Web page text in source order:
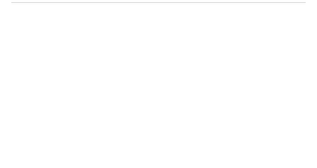
УКРАИНА Угон ФСБ